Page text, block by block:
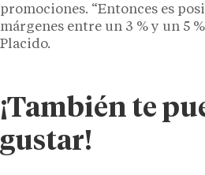
promociones. “Entonces es
márgenes entre un 3 % y un 5
Placido.
¡También te
gustar!